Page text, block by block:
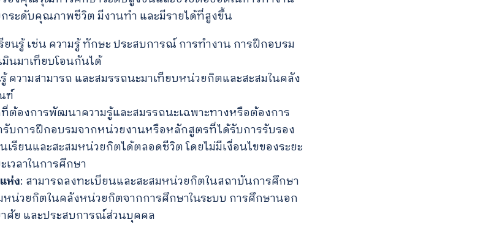
ระดับคุณภาพชีวิต มีงานทำ และมีรายได้ที่สูงขึ้น
ยนรู้ เช่น ความรู้ ทักษะ ประสบการณ์ การทำงาน การฝึกอบรม
นมาเทียบโอนกันได้
ความสามารถ และสมรรถนะมาเทียบหน่วยกิตและสะสมในคลัง
ฑ์
ต้องการพัฒนาความรู้และสมรรถนะเฉพาะทางหรือต้องการ
รับการฝึกอบรมจากหน่วยงานหรือหลักสูตรที่ได้รับการรับรอง
เรียนและสะสมหน่วยกิตได้ตลอดชีวิต โดยไม่มีเงื่อนไขของระยะ
เวลาในการศึกษา
ห่ง: สามารถลงทะเบียนและสะสมหน่วยกิตในสถาบันการศึกษา
หน่วยกิตในคลังหน่วยกิตจากการศึกษาในระบบ การศึกษานอก
ศัย และประสบการณ์ส่วนบุคคล